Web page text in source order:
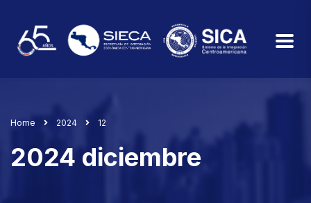
Home 2024 12
2024 diciembre